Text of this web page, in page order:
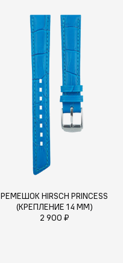
РЕМЕШОК HIRSCH PRINCESS
(КРЕПЛЕНИЕ 14 ММ)
2 900 ₽